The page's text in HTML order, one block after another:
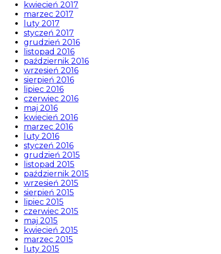
kwiecień 2017
marzec 2017
luty 2017
styczeń 2017
grudzień 2016
listopad 2016
październik 2016
wrzesień 2016
sierpień 2016
lipiec 2016
czerwiec 2016
maj 2016
kwiecień 2016
marzec 2016
luty 2016
styczeń 2016
grudzień 2015
listopad 2015
październik 2015
wrzesień 2015
sierpień 2015
lipiec 2015
czerwiec 2015
maj 2015
kwiecień 2015
marzec 2015
luty 2015